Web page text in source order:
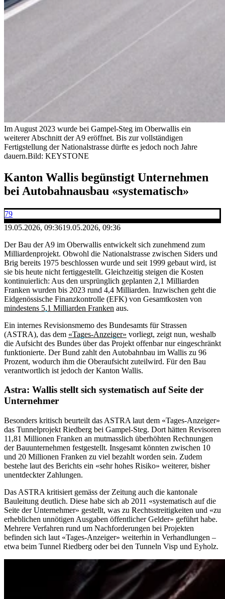
Im August 2023 wurde bei Gampel-Steg im Oberwallis ein
weiterer Abschnitt der A9 eröffnet. Bis zur vollständigen
Fertigstellung der Nationalstrasse dürfte es jedoch noch Jahre
dauern.Bild: KEYSTONE
Kanton Wallis begünstigt Unternehmen
bei Autobahnausbau «systematisch»
79
19.05.2026, 09:3619.05.2026, 09:36
Der Bau der A9 im Oberwallis entwickelt sich zunehmend zum
Milliardenprojekt. Obwohl die Nationalstrasse zwischen Siders und
Brig bereits 1975 beschlossen wurde und seit 1999 gebaut wird, ist
sie bis heute nicht fertiggestellt. Gleichzeitig steigen die Kosten
kontinuierlich: Aus den ursprünglich geplanten 2,1 Milliarden
Franken wurden bis 2023 rund 4,4 Milliarden. Inzwischen geht die
Eidgenössische Finanzkontrolle (EFK) von Gesamtkosten von
mindestens 5,1 Milliarden Franken aus.
Ein internes Revisionsmemo des Bundesamts für Strassen
(ASTRA), das dem «Tages-Anzeiger» vorliegt, zeigt nun, weshalb
die Aufsicht des Bundes über das Projekt offenbar nur eingeschränkt
funktionierte. Der Bund zahlt den Autobahnbau im Wallis zu 96
Prozent, wodurch ihm die Oberaufsicht zuteilwird. Für den Bau
verantwortlich ist jedoch der Kanton Wallis.
Astra: Wallis stellt sich systematisch auf Seite der
Unternehmer
Besonders kritisch beurteilt das ASTRA laut dem «Tages-Anzeiger»
das Tunnelprojekt Riedberg bei Gampel-Steg. Dort hätten Revisoren
11,81 Millionen Franken an mutmasslich überhöhten Rechnungen
der Bauunternehmen festgestellt. Insgesamt könnten zwischen 10
und 20 Millionen Franken zu viel bezahlt worden sein. Zudem
bestehe laut des Berichts ein «sehr hohes Risiko» weiterer, bisher
unentdeckter Zahlungen.
Das ASTRA kritisiert gemäss der Zeitung auch die kantonale
Bauleitung deutlich. Diese habe sich ab 2011 «systematisch auf die
Seite der Unternehmer» gestellt, was zu Rechtsstreitigkeiten und «zu
erheblichen unnötigen Ausgaben öffentlicher Gelder» geführt habe.
Mehrere Verfahren rund um Nachforderungen bei Projekten
befinden sich laut «Tages-Anzeiger» weiterhin in Verhandlungen –
etwa beim Tunnel Riedberg oder bei den Tunneln Visp und Eyholz.